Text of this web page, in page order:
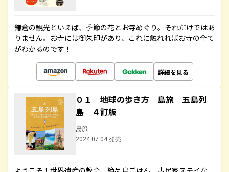
鎌倉の観光といえば、季節の花とお寺めぐり。それだけではあ
りません。お寺には御朱印があり、これに触れればお寺の全て
がわかるのです！
詳細を見る
０１ 地球の歩き方 島旅 五島列
島 ４訂版
島旅
2024.07.04 発売